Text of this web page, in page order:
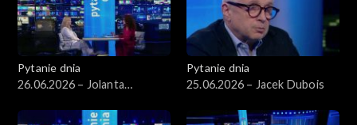
Pytanie dnia
26.06.2026 – Jolanta
Pytanie dnia
25.06.2026 – Jacek Dubois